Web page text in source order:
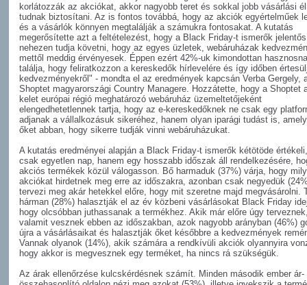
korlátozzák az akciókat, akkor nagyobb teret és sokkal jobb vásárlási
tudnak biztosítani. Az is fontos továbbá, hogy az akciók egyértelműek
és a vásárlók könnyen megtalálják a számukra fontosakat. A kutatás
megerősítette azt a feltételezést, hogy a Black Friday-t ismerők
nehezen tudja követni, hogy az egyes üzletek, webáruházak
mettől meddig érvényesek. Éppen ezért 42%-uk kimondottan
találja, hogy feliratkozzon a kereskedők hírlevelére és így időben
kedvezményekről" - mondta el az eredmények kapcsán Verba Gergely,
Shoptet magyarországi Country Managere. Hozzátette, hogy a Shoptet
kelet európai régió meghatározó webáruház üzemeltetőjeként
elengedhetetlennek tartja, hogy az e-kereskedőknek ne csak egy
adjanak a vállalkozásuk sikeréhez, hanem olyan iparági tudást is,
őket abban, hogy sikerre tudják vinni webáruházukat.
A kutatás eredményei alapján a Black Friday-t ismerők kétötöde
csak egyetlen nap, hanem egy hosszabb időszak áll rendelkezésére,
akciós termékek közül válogasson. Bő harmaduk (37%) várja, hogy
akciókat hirdetnek meg erre az időszakra, azonban csak negyedük
tervezi meg akár hetekkel előre, hogy mit szeretne majd megvásárolni.
hárman (28%) halasztják el az év közbeni vásárlásokat Black Friday
hogy olcsóbban juthassanak a termékhez. Akik már előre úgy
valamit vesznek ebben az időszakban, azok nagyobb arányban (46%)
újra a vásárlásaikat és halasztják őket későbbre a kedvezmények
Vannak olyanok (14%), akik számára a rendkívüli akciók olyannyira
hogy akkor is megvesznek egy terméket, ha nincs rá szükségük.
Az árak ellenőrzése kulcskérdésnek számít. Minden második ember ár-